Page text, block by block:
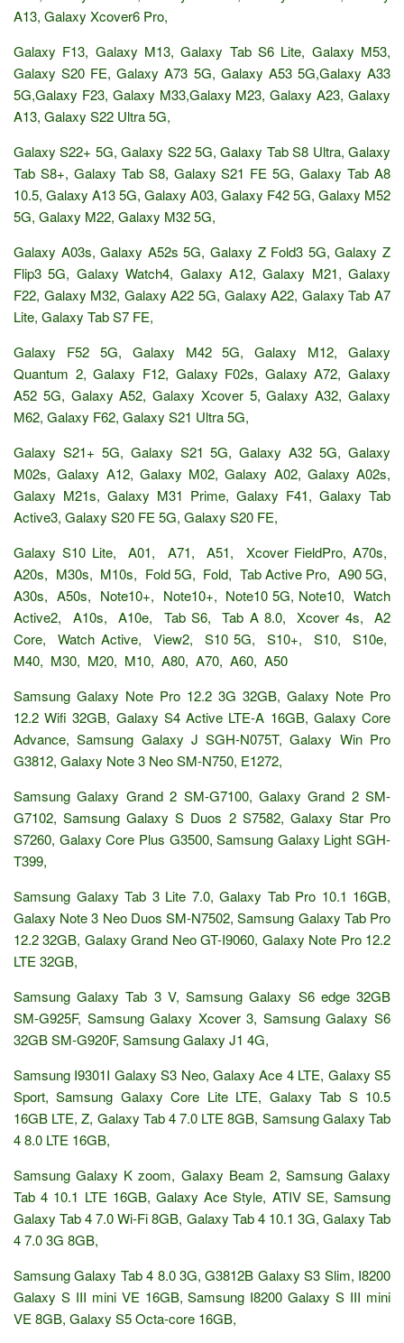
A13, Galaxy Xcover6 Pro,
Galaxy F13, Galaxy M13, Galaxy Tab S6 Lite, Galaxy M53,
Galaxy S20 FE, Galaxy A73 5G, Galaxy A53 5G,Galaxy A33
5G,Galaxy F23, Galaxy M33,Galaxy M23, Galaxy A23, Galaxy
A13, Galaxy S22 Ultra 5G,
Galaxy S22+ 5G, Galaxy S22 5G, Galaxy Tab S8 Ultra, Galaxy
Tab S8+, Galaxy Tab S8, Galaxy S21 FE 5G, Galaxy Tab A8
10.5, Galaxy A13 5G, Galaxy A03, Galaxy F42 5G, Galaxy M52
5G, Galaxy M22, Galaxy M32 5G,
Galaxy A03s, Galaxy A52s 5G, Galaxy Z Fold3 5G, Galaxy Z
Flip3 5G, Galaxy Watch4, Galaxy A12, Galaxy M21, Galaxy
F22, Galaxy M32, Galaxy A22 5G, Galaxy A22, Galaxy Tab A7
Lite, Galaxy Tab S7 FE,
Galaxy F52 5G, Galaxy M42 5G, Galaxy M12, Galaxy
Quantum 2, Galaxy F12, Galaxy F02s, Galaxy A72, Galaxy
A52 5G, Galaxy A52, Galaxy Xcover 5, Galaxy A32, Galaxy
M62, Galaxy F62, Galaxy S21 Ultra 5G,
Galaxy S21+ 5G, Galaxy S21 5G, Galaxy A32 5G, Galaxy
M02s, Galaxy A12, Galaxy M02, Galaxy A02, Galaxy A02s,
Galaxy M21s, Galaxy M31 Prime, Galaxy F41, Galaxy Tab
Active3, Galaxy S20 FE 5G, Galaxy S20 FE,
Galaxy S10 Lite, A01, A71, A51, Xcover FieldPro, A70s,
A20s, M30s, M10s, Fold 5G, Fold, Tab Active Pro, A90 5G,
A30s, A50s, Note10+, Note10+, Note10 5G, Note10, Watch
Active2, A10s, A10e, Tab S6, Tab A 8.0, Xcover 4s, A2
Core, Watch Active, View2, S10 5G, S10+, S10, S10e,
M40, M30, M20, M10, A80, A70, A60, A50
Samsung Galaxy Note Pro 12.2 3G 32GB, Galaxy Note Pro
12.2 Wifi 32GB, Galaxy S4 Active LTE-A 16GB, Galaxy Core
Advance, Samsung Galaxy J SGH-N075T, Galaxy Win Pro
G3812, Galaxy Note 3 Neo SM-N750, E1272,
Samsung Galaxy Grand 2 SM-G7100, Galaxy Grand 2 SM-
G7102, Samsung Galaxy S Duos 2 S7582, Galaxy Star Pro
S7260, Galaxy Core Plus G3500, Samsung Galaxy Light SGH-
T399,
Samsung Galaxy Tab 3 Lite 7.0, Galaxy Tab Pro 10.1 16GB,
Galaxy Note 3 Neo Duos SM-N7502, Samsung Galaxy Tab Pro
12.2 32GB, Galaxy Grand Neo GT-I9060, Galaxy Note Pro 12.2
LTE 32GB,
Samsung Galaxy Tab 3 V, Samsung Galaxy S6 edge 32GB
SM-G925F, Samsung Galaxy Xcover 3, Samsung Galaxy S6
32GB SM-G920F, Samsung Galaxy J1 4G,
Samsung I9301I Galaxy S3 Neo, Galaxy Ace 4 LTE, Galaxy S5
Sport, Samsung Galaxy Core Lite LTE, Galaxy Tab S 10.5
16GB LTE, Z, Galaxy Tab 4 7.0 LTE 8GB, Samsung Galaxy Tab
4 8.0 LTE 16GB,
Samsung Galaxy K zoom, Galaxy Beam 2, Samsung Galaxy
Tab 4 10.1 LTE 16GB, Galaxy Ace Style, ATIV SE, Samsung
Galaxy Tab 4 7.0 Wi-Fi 8GB, Galaxy Tab 4 10.1 3G, Galaxy Tab
4 7.0 3G 8GB,
Samsung Galaxy Tab 4 8.0 3G, G3812B Galaxy S3 Slim, I8200
Galaxy S III mini VE 16GB, Samsung I8200 Galaxy S III mini
VE 8GB, Galaxy S5 Octa-core 16GB,